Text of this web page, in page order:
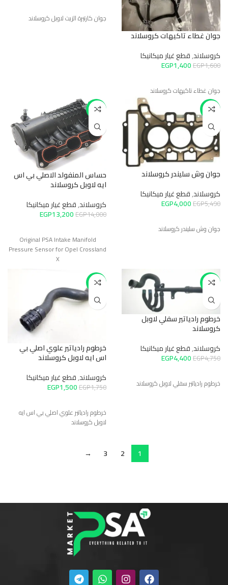
جوان غطاء تاكيهات كروسلاند
كروسلاند,قطع غيار ميكانيكا
EGP1,600
EGP1,400
جوان غطاء تاكيهات كروسلاند
جوان كارتيرة الزيت لاوبل كروسلاند
-27%
جوان وش سليندر كروسلاند
كروسلاند,قطع غيار ميكانيكا
EGP5,490
EGP4,000
جوان وش سليندر كروسلاند
-6%
حساس المنفولد الاصلي بي اس
ايه لاوبل كروسلاند
كروسلاند,قطع غيار ميكانيكا
EGP14,000
EGP13,200
Original PSA Intake Manifold
Pressure Sensor for Opel Crossland
X
-7%
خرطوم رادياتير سفلي لاوبل
كروسلاند
كروسلاند,قطع غيار ميكانيكا
EGP4,750
EGP4,400
خرطوم رادياتير سفلي لاوبل كروسلاند
-14%
خرطوم رادياتير علوي اصلي بي
اس ايه لاوبل كروسلاند
كروسلاند,قطع غيار ميكانيكا
EGP1,750
EGP1,500
خرطوم رادياتير علوي اصلي بي اس ايه
لاوبل كروسلاند
1
2
3
→